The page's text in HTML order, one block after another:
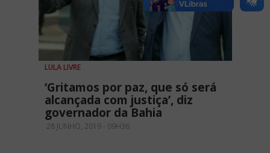
LULA LIVRE
‘Gritamos por paz, que só será
alcançada com justiça’, diz
governador da Bahia
28 JUNHO, 2019 - 09H36